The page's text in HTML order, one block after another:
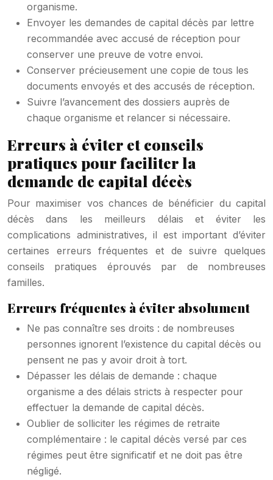
organisme.
Envoyer les demandes de capital décès par lettre
recommandée avec accusé de réception pour
conserver une preuve de votre envoi.
Conserver précieusement une copie de tous les
documents envoyés et des accusés de réception.
Suivre l’avancement des dossiers auprès de
chaque organisme et relancer si nécessaire.
Erreurs à éviter et conseils
pratiques pour faciliter la
demande de capital décès
Pour maximiser vos chances de bénéficier du capital
décès dans les meilleurs délais et éviter les
complications administratives, il est important d’éviter
certaines erreurs fréquentes et de suivre quelques
conseils pratiques éprouvés par de nombreuses
familles.
Erreurs fréquentes à éviter absolument
Ne pas connaître ses droits : de nombreuses
personnes ignorent l’existence du capital décès ou
pensent ne pas y avoir droit à tort.
Dépasser les délais de demande : chaque
organisme a des délais stricts à respecter pour
effectuer la demande de capital décès.
Oublier de solliciter les régimes de retraite
complémentaire : le capital décès versé par ces
régimes peut être significatif et ne doit pas être
négligé.